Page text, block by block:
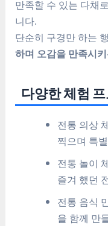
만족할 수 있는 다채
니다.
단순히 구경만 하는
하며 오감을 만족시
다양한 체험
전통 의상
찍으며 특
전통 놀이
즐겨 했던
전통 음식
을 함께 만